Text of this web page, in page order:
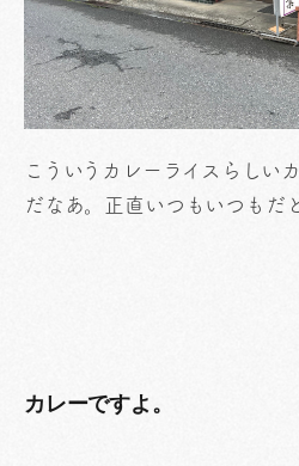
こういうカレーライスらしい
だなあ。正直いつもいつもだ
カレーですよ。